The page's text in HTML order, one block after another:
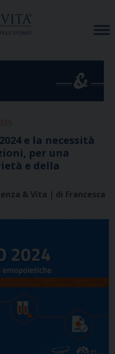
e la necessità
per una
e della
& Vita | di Francesca